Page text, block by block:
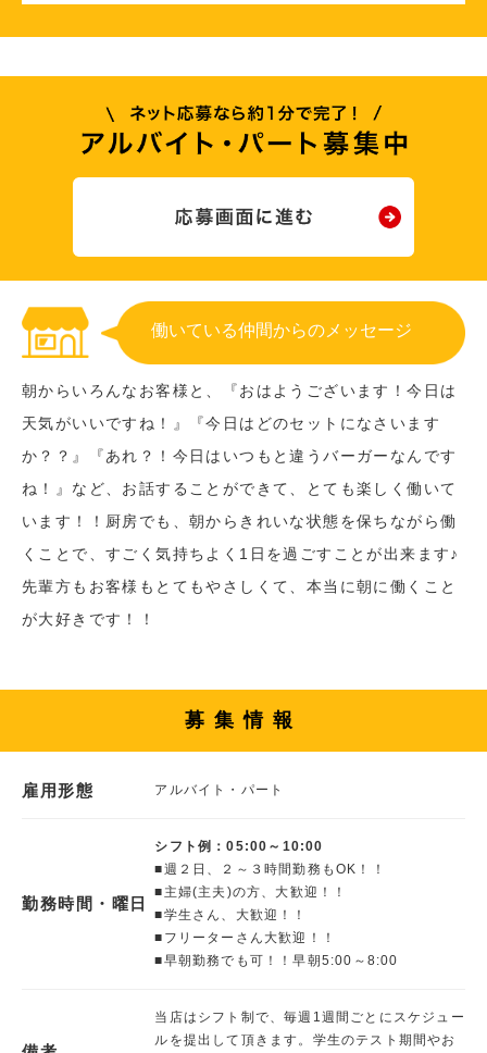
働いている仲間からのメッセージ
朝からいろんなお客様と、『おはようございます！今日は
天気がいいですね！』『今日はどのセットになさいます
か？？』『あれ？！今日はいつもと違うバーガーなんです
ね！』など、お話することができて、とても楽しく働いて
います！！厨房でも、朝からきれいな状態を保ちながら働
くことで、すごく気持ちよく1日を過ごすことが出来ます♪
先輩方もお客様もとてもやさしくて、本当に朝に働くこと
が大好きです！！
募集情報
雇用形態 アルバイト・パート
勤務時間・曜日
シフト例：05:00～10:00
■週２日、２～３時間勤務もOK！！
■主婦(主夫)の方、大歓迎！！
■学生さん、大歓迎！！
■フリーターさん大歓迎！！
■早朝勤務でも可！！早朝5:00～8:00
当店はシフト制で、毎週1週間ごとにスケジュー
ルを提出して頂きます。学生のテスト期間やお